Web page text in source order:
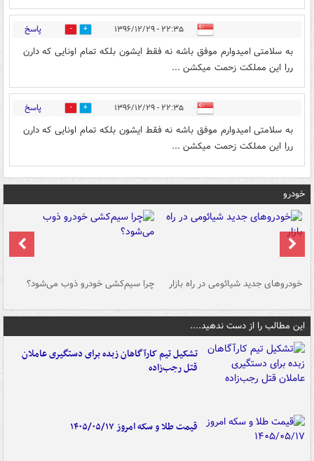
۲۲:۳۵ - ۱۳۹۶/۱۲/۲۹ 1 پاسخ
به سلامتی امیدوارم موفق باشه نه فقط ایشون بلکه تمام اونایی که دارن
ررا این مملکت زحمت میکشن ...
۲۲:۳۵ - ۱۳۹۶/۱۲/۲۹ 1 پاسخ
به سلامتی امیدوارم موفق باشه نه فقط ایشون بلکه تمام اونایی که دارن
ررا این مملکت زحمت میکشن ...
خودرو
خودروهای جدید شیائومی در راه بازار چرا سیم‌کشی خودرو ذوب می‌شود؟
این مطالب را از دست ندهید....
تشکیل تیم کارآگاهان زبده برای دستگیری عاملان
قتل رجب‌زاده
قیمت طلا و سکه امروز ۱۴۰۵/۰۵/۱۷